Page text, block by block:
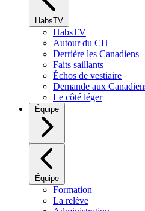
HabsTV
HabsTV
Autour du CH
Derrière les Canadiens
Faits saillants
Échos de vestiaire
Demande aux
Le côté léger
Équipe
Équipe
Formation
La relève